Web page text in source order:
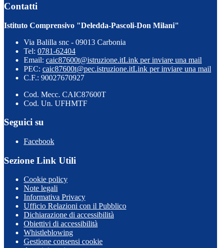
Contatti
Istituto Comprensivo "Deledda-Pascoli-Don Milani"
Via Balilla snc - 09013 Carbonia
Tel: 0781-62404
Email: caic87600t@istruzione.itLink per inviare una mail
PEC: caic87600t@pec.istruzione.itLink per inviare una mail
C.F.: 90027670927
Cod. Mecc. CAIC87600T
Cod. Un. UFHMTF
Seguici su
Facebook
Sezione Link Utili
Cookie policy
Note legali
Informativa Privacy
Ufficio Relazioni con il Pubblico
Dichiarazione di accessibilità
Obiettivi di accessibilità
Whistleblowing
Gestione consensi cookie